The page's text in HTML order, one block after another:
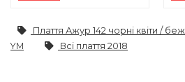
Плаття Ажур 142 чорні квіти / беж
YM
Всі плаття 2018